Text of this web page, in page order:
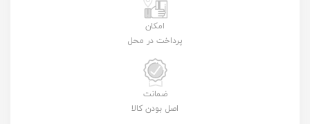
امکان
پرداخت در محل
ضمانت
اصل بودن کالا